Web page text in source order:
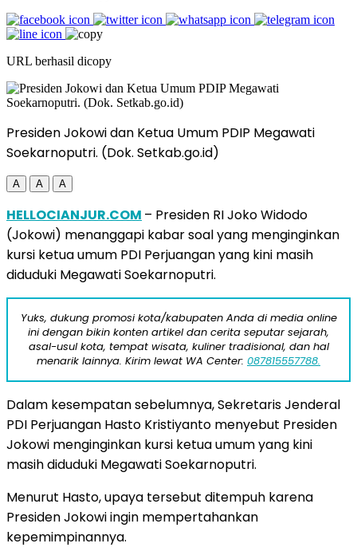
URL berhasil dicopy
Presiden Jokowi dan Ketua Umum PDIP Megawati
Soekarnoputri. (Dok. Setkab.go.id)
A A A
HELLOCIANJUR.COM – Presiden RI Joko Widodo
(Jokowi) menanggapi kabar soal yang menginginkan
kursi ketua umum PDI Perjuangan yang kini masih
diduduki Megawati Soekarnoputri.
Yuks, dukung promosi kota/kabupaten Anda di media online
ini dengan bikin konten artikel dan cerita seputar sejarah,
asal-usul kota, tempat wisata, kuliner tradisional, dan hal
menarik lainnya. Kirim lewat WA Center: 087815557788.
Dalam kesempatan sebelumnya, Sekretaris Jenderal
PDI Perjuangan Hasto Kristiyanto menyebut Presiden
Jokowi menginginkan kursi ketua umum yang kini
masih diduduki Megawati Soekarnoputri.
Menurut Hasto, upaya tersebut ditempuh karena
Presiden Jokowi ingin mempertahankan
kepemimpinannya.